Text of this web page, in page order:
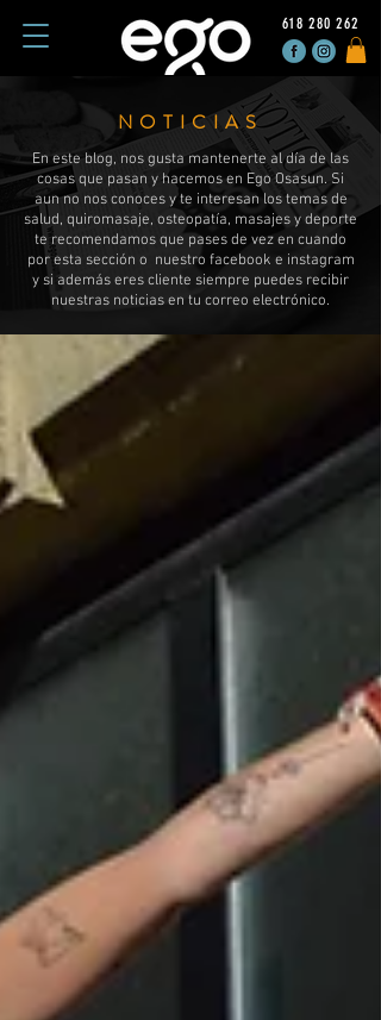
618 280 262
NOTICIAS
En este blog, nos gusta mantenerte al día de las
cosas que pasan y hacemos en Ego Osasun. Si
aun no nos conoces y te interesan los temas de
salud, quiromasaje, osteopatía, masajes y deporte
te recomendamos que pases de vez en cuando
por esta sección o nuestro facebook e instagram
y si además eres cliente siempre puedes recibir
nuestras noticias en tu correo electrónico.